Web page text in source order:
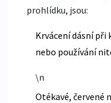
prohlídku, jsou:
Krvácení dásní
nebo používání
\n
Otékavé, červené